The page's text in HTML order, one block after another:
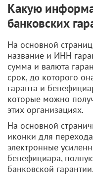
Какую
банковских
На основной
название и ИНН
сумма и валюта
срок, до которого
гаранта и
которые можно
этих организациях.
На основной
иконки для
электронные
бенефициара,
банковской гарантии.